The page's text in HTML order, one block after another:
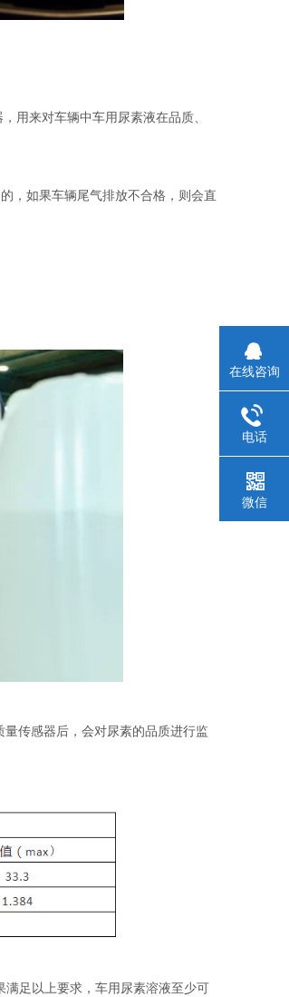
用来对车辆中车用尿素液在品质、
，如果车辆尾气排放不合格，则会直
量传感器后，会对尿素的品质进行监
足以上要求，车用尿素溶液至少可
在线咨询
电话
微信